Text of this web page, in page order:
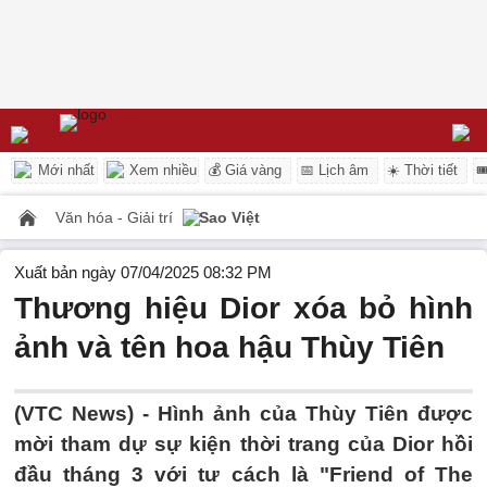
Mới nhất Xem nhiều 💰 Giá vàng 📅 Lịch âm ☀️ Thời tiết
Văn hóa - Giải trí Sao Việt
Xuất bản ngày 07/04/2025 08:32 PM
Thương hiệu Dior xóa bỏ hình
ảnh và tên hoa hậu Thùy Tiên
(VTC News) - Hình ảnh của Thùy Tiên được
mời tham dự sự kiện thời trang của Dior hồi
đầu tháng 3 với tư cách là "Friend of The